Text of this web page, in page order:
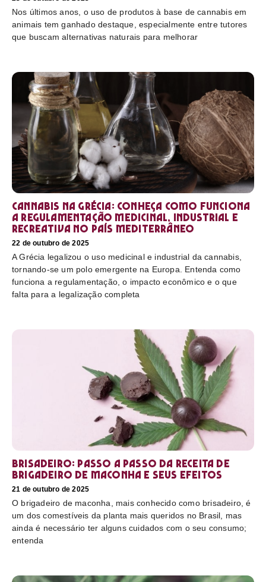
Nos últimos anos, o uso de produtos à base de cannabis em
animais tem ganhado destaque, especialmente entre tutores
que buscam alternativas naturais para melhorar
Cannabis na Grécia: conheça como funciona
a regulamentação medicinal, industrial e
recreativa no país mediterrâneo
22 de outubro de 2025
A Grécia legalizou o uso medicinal e industrial da cannabis,
tornando-se um polo emergente na Europa. Entenda como
funciona a regulamentação, o impacto econômico e o que
falta para a legalização completa
Brisadeiro: passo a passo da receita de
brigadeiro de maconha e seus efeitos
21 de outubro de 2025
O brigadeiro de maconha, mais conhecido como brisadeiro, é
um dos comestíveis da planta mais queridos no Brasil, mas
ainda é necessário ter alguns cuidados com o seu consumo;
entenda